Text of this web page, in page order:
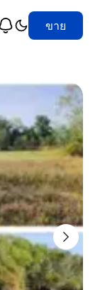
ขาย